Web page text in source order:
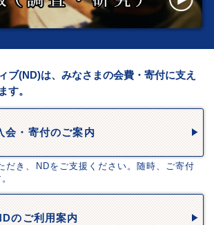
ブ(ND)は、みなさまの会費・寄付に支え
す。
会・寄付のご案内
だき、NDをご支援ください。随時、ご寄付
のご利用案内